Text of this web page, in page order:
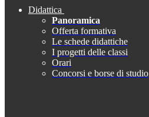
Didattica
Panoramica
Offerta formativa
Le schede didattiche
I progetti delle classi
Orari
Concorsi e borse di studio